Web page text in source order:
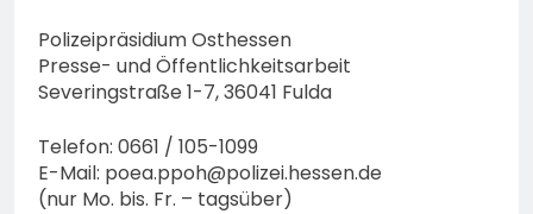
Polizeipräsidium Osthessen
Presse- und Öffentlichkeitsarbeit
Severingstraße 1-7, 36041 Fulda
Telefon: 0661 / 105-1099
E-Mail: poea.ppoh@polizei.hessen.de
(nur Mo. bis. Fr. – tagsüber)